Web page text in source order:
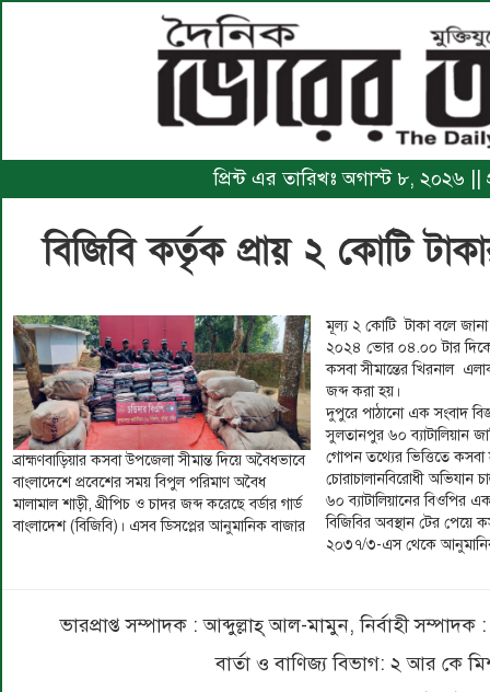
প্রিন্ট এর তারিখঃ অগাস্ট ৮, ২০২৬ ||
বিজিবি কর্তৃক প্রায় ২ কোটি
ব্রাহ্মণবাড়িয়ার কসবা উপজেলা সীমান্ত দিয়ে অবৈধভাবে
বাংলাদেশে প্রবেশের সময় বিপুল পরিমাণ অবৈধ
মালামাল শাড়ী, থ্রীপিচ ও চাদর জব্দ করেছে বর্ডার গার্ড
বাংলাদেশ (বিজিবি)। এসব ডিসপ্লের আনুমানিক বাজার
মূল্য ২ কোটি টাকা বলে
২০২৪ ভোর ০৪.০০ টার দিকে
কসবা সীমান্তের খিরনাল
জব্দ করা হয়।
দুপুরে পাঠানো এক সংবাদ
সুলতানপুর ৬০ ব্যাটালিয়ান
গোপন তথ্যের ভিত্তিতে কসবা
চোরাচালানবিরোধী অভিযান
৬০ ব্যাটালিয়ানের বিওপির
বিজিবির অবস্থান টের পেয়ে
২০৩৭/৩-এস থেকে
ভারপ্রাপ্ত সম্পাদক : আব্দুল্লাহ্ আল-মামুন, নির্বাহী
বার্তা ও বাণিজ্য বিভাগ: ২ আর কে